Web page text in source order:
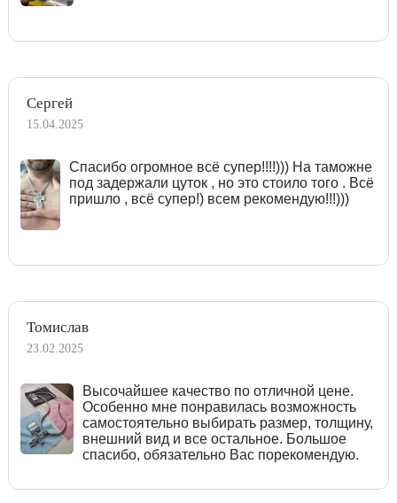
Сергей
15.04.2025
Спасибо огромное всё супер!!!!))) На таможне
под задержали цуток , но это стоило того . Всё
пришло , всё супер!) всем рекомендую!!!)))
Томислав
23.02.2025
Высочайшее качество по отличной цене.
Особенно мне понравилась возможность
самостоятельно выбирать размер, толщину,
внешний вид и все остальное. Большое
спасибо, обязательно Вас порекомендую.